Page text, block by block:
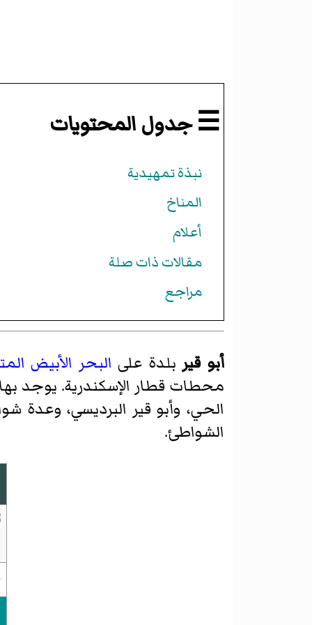
☰ جدول المحتويات
نبذة تمهيدية
المناخ
أعلام
مقالات ذات صلة
مراجع
أبو قير بلدة على البحر الأبيض
محطات قطار الإسكندرية. يوجد
الحي، وأبو قير البرديسي،
الشواطئ.